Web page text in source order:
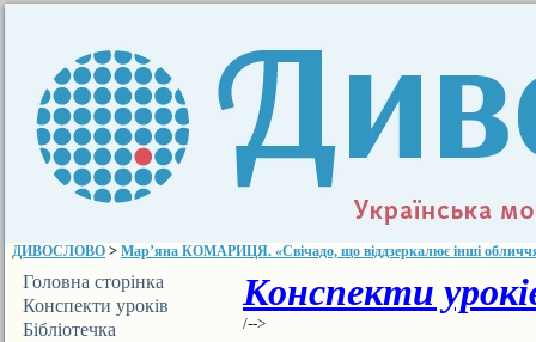
ДИВОСЛОВО > Мар’яна КОМАРИЦЯ. «Свічадо, що віддзеркалює інші
Головна сторінка
Конспекти уроків
Бібліотечка
Конспекти
/-->